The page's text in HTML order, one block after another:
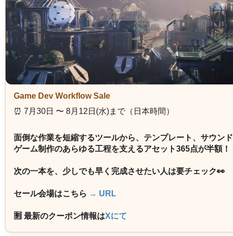
Game Dev Workflow Sale
⏰️ 7月30日 〜 8月12日(水)まで（日本時間）
面倒な作業を短縮するツールから、テンプレート、サウン
ゲーム制作のあらゆる工程を支えるアセット365点が半額！
次の一本を、少しでも早く完成させたい人は要チェック👀
セール会場はこちら → URL
🈹 最新のクーポン情報はXにて